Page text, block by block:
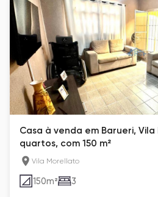
Casa à venda em Barueri,
quartos, com 150 m²
Vila Morellato
150m² 3